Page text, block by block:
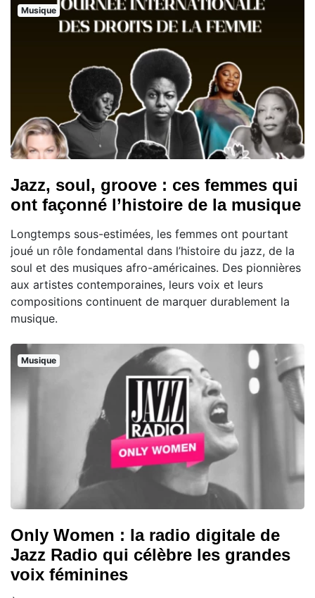
Musique
Jazz, soul, groove : ces femmes qui
ont façonné l’histoire de la musique
Longtemps sous-estimées, les femmes ont pourtant
joué un rôle fondamental dans l’histoire du jazz, de la
soul et des musiques afro-américaines. Des pionnières
aux artistes contemporaines, leurs voix et leurs
compositions continuent de marquer durablement la
musique.
Musique
Only Women : la radio digitale de
Jazz Radio qui célèbre les grandes
voix féminines